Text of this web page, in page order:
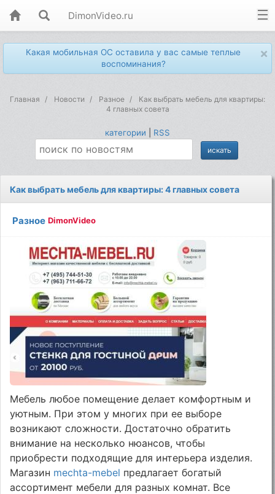
DimonVideo.ru
×
Какая мобильная ОС оставила у вас самые теплые
воспоминания?
Главная Новости Разное
Как выбрать мебель для квартиры:
4 главных совета
категории RSS
Как выбрать мебель для квартиры: 4 главных совета
Разное DimonVideo
Мебель любое помещение делает комфортным и
уютным. При этом у многих при ее выборе
возникают сложности. Достаточно обратить
внимание на несколько нюансов, чтобы
приобрести подходящие для интерьера изделия.
Магазин mechta-mebel предлагает богатый
ассортимент мебели для разных комнат. Все